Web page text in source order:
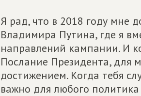
Я рад, что в 2018 году мне
Владимира Путина, где я
направлений кампании. И
Послание Президента, для
достижением. Когда тебя
важно для любого